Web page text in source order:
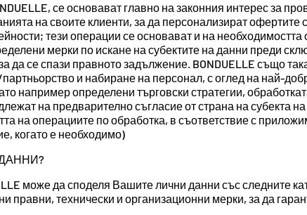
се основават главно на законния интерес за
на своите клиенти, за да персонализират офертите
тези операции се основават и на
мерки по искане на субектите на данни преди
да се спази правното задължение. BONDUELLE също
и набиране на персонал, с оглед на най-
например определени търговски стратегии,
на предварително съгласие от страна на субекта
на операциите по обработка, в съответствие с
когато е необходимо)
може да споделя Вашите лични данни със следните
правни, технически и организационни мерки, за да